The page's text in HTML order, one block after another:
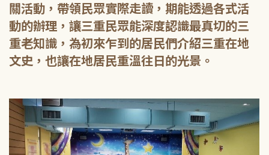
關活動，帶領民眾實際走讀，期能透過各式活
動的辦理，讓三重民眾能深度認識最真切的三
重老知識，為初來乍到的居民們介紹三重在地
文史，也讓在地居民重溫往日的光景。